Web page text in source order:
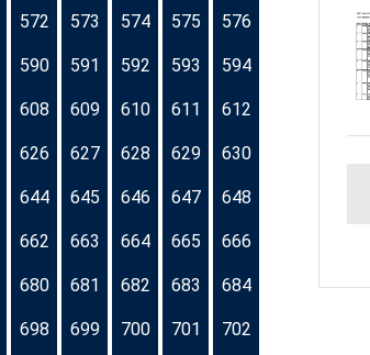
572 573 574 575 576
590 591 592 593 594
608 609 610 611 612
626 627 628 629 630
644 645 646 647 648
662 663 664 665 666
680 681 682 683 684
698 699 700 701 702